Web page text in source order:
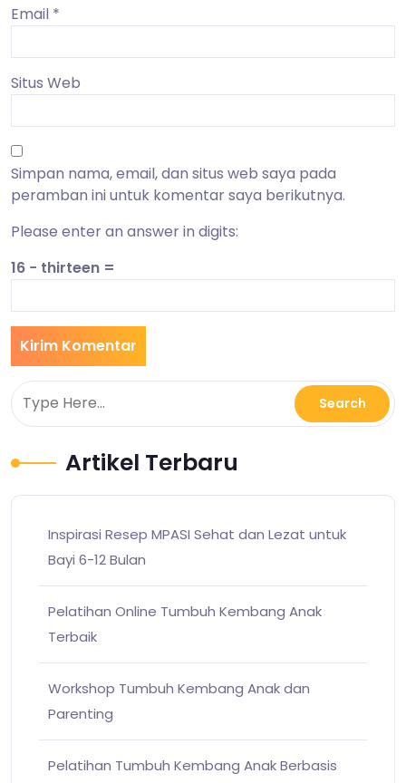
Email *
Situs Web
Simpan nama, email, dan situs web saya pada
peramban ini untuk komentar saya berikutnya.
Please enter an answer in digits:
16 − thirteen =
Artikel Terbaru
Inspirasi Resep MPASI Sehat dan Lezat untuk
Bayi 6-12 Bulan
Pelatihan Online Tumbuh Kembang Anak
Terbaik
Workshop Tumbuh Kembang Anak dan
Parenting
Pelatihan Tumbuh Kembang Anak Berbasis